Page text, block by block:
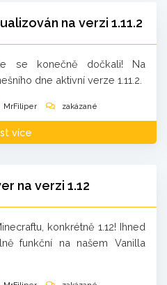
na verzi 1.11.2
se konečně dočkali! Na
dne aktivní verze 1.11.2.
MrFiliper zakázané
více
na verzi 1.12
konkrétně 1.12! Ihned
funkční na našem Vanilla